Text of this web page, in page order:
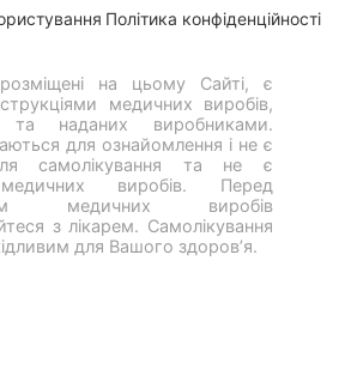
Нижній
колонтитул
Політика конфіденційності
розміщені на цьому Сайті, є
медичних виробів,
та наданих виробниками.
для ознайомлення і не є
самолікування та не є
виробів. Перед
медичних виробів
з лікарем. Самолікування
для Вашого здоров’я.